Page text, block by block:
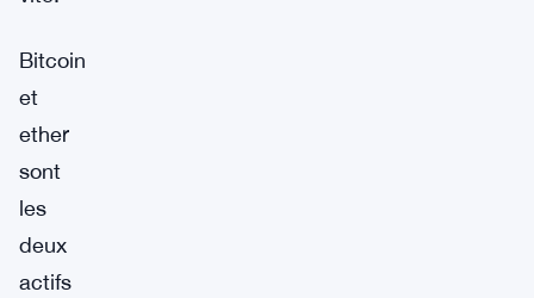
Bitcoin
et
ether
sont
les
deux
actifs